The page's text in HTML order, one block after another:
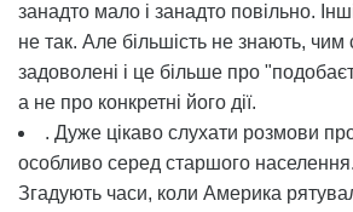
занадто мало і занадто повільно.
не так. Але більшість не знають,
задоволені і це більше про
а не про конкретні його дії.
. Дуже цікаво слухати розмови
особливо серед старшого
Згадують часи, коли Америка